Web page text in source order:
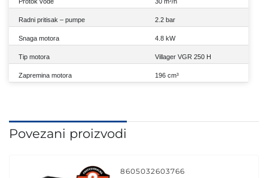
Radni pritisak – pumpe 2.2 bar
Snaga motora 4.8 kW
Tip motora Villager VGR 250 H
Zapremina motora 196 cm³
Povezani proizvodi
8605032603766